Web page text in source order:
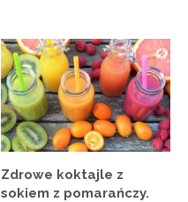
Zdrowe koktajle z
sokiem z pomarańczy.